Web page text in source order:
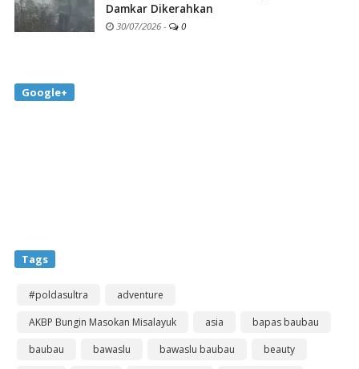
Damkar Dikerahkan
30/07/2026 - 0
Google+
Tags
#poldasultra
adventure
AKBP Bungin Masokan Misalayuk
asia
bapas baubau
baubau
bawaslu bawaslu baubau
beauty